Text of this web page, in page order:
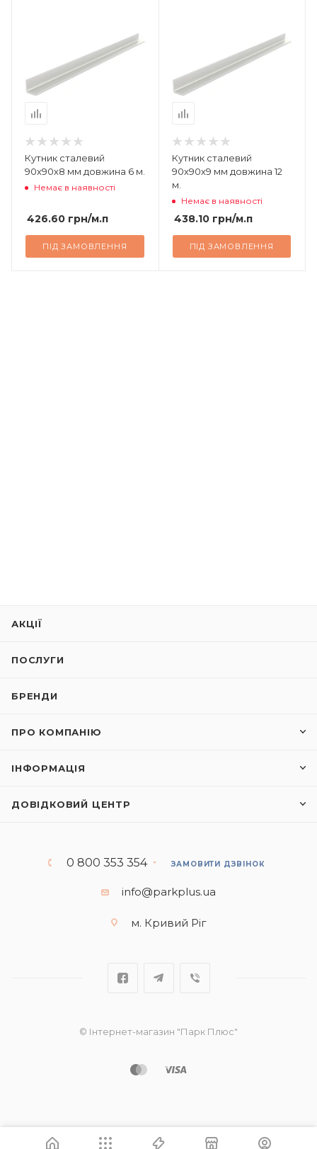
Кутник сталевий
90х90х8 мм довжина 6 м.
Немає в наявності
426.60 грн/м.п
ПІД ЗАМОВЛЕННЯ
Кутник сталевий
90х90х9 мм довжина 12
м.
Немає в наявності
438.10грн/м.п
ПІД ЗАМОВЛЕННЯ
АКЦІЇ
ПОСЛУГИ
БРЕНДИ
ПРО КОМПАНІЮ
ІНФОРМАЦІЯ
ДОВІДКОВИЙ ЦЕНТР
0 800 353 354 ЗАМОВИТИ ДЗВІНОК
info@parkplus.ua
м. Кривий Ріг
© Інтернет-магазин "Парк Плюс"